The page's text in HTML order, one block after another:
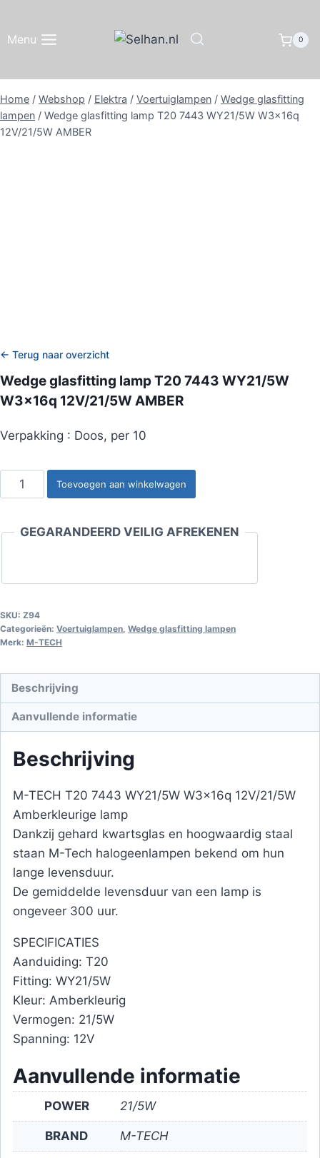
inhoud
Menu 0
Home / Webshop / Elektra / Voertuiglampen / Wedge glasfitting
lampen / Wedge glasfitting lamp T20 7443 WY21/5W W3x16q
12V/21/5W AMBER
← Terug naar overzicht
Wedge glasfitting lamp T20 7443 WY21/5W
W3x16q 12V/21/5W AMBER
Verpakking : Doos, per 10
Wedge
glasfitting
T20
12V/21/5W
AMBER
Toevoegen aan winkelwagen
GEGARANDEERD VEILIG AFREKENEN
SKU: Z94
Categorieën: Voertuiglampen, Wedge glasfitting lampen
Merk: M-TECH
Beschrijving
Aanvullende informatie
Beschrijving
M-TECH T20 7443 WY21/5W W3x16q 12V/21/5W
Amberkleurige lamp
Dankzij gehard kwartsglas en hoogwaardig staal
staan ​​M-Tech halogeenlampen bekend om hun
lange levensduur.
De gemiddelde levensduur van een lamp is
ongeveer 300 uur.
SPECIFICATIES
Aanduiding: T20
Fitting: WY21/5W
Kleur: Amberkleurig
Vermogen: 21/5W
Spanning: 12V
Aanvullende informatie
POWER 21/5W
BRAND M-TECH